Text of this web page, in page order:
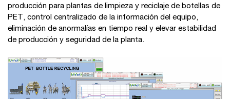
producción para plantas de limpieza y reciclaje de botellas de
PET, control centralizado de la información del equipo,
eliminación de anormalías en tiempo real y elevar estabilidad
de producción y seguridad de la planta.